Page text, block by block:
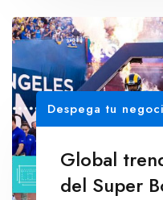
del Mercedes
de 24 años,
líderes de Los […]
Despega tu
Global
del Super